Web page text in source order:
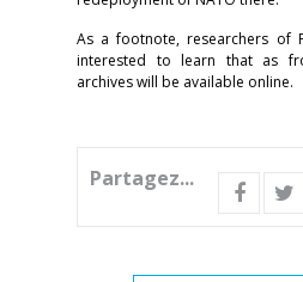
As a footnote, researchers of
interested to learn that as
archives will be available online.
Partagez...